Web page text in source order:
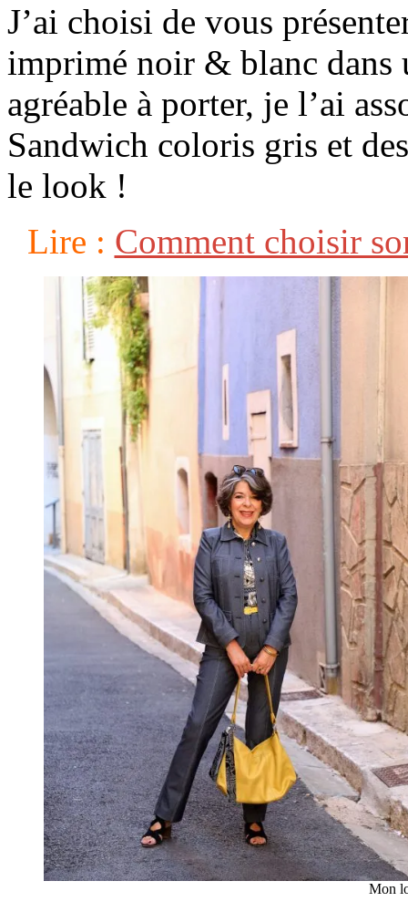
J’ai choisi de vous
imprimé noir & blanc
agréable à porter, je l’ai
Sandwich coloris gris et
le look !
Lire : Comment choisir
Mon